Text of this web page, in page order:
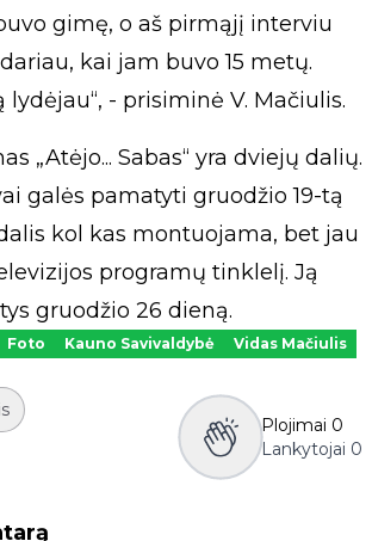
gimę, o aš pirmąjį interviu
kai jam buvo 15 metų.
- prisiminė V. Mačiulis.
„Atėjo... Sabas“ yra dviejų dalių.
galės pamatyti gruodžio 19-tą
kol kas montuojama, bet jau
programų tinklelį. Ją
gruodžio 26 dieną.
Foto Kauno Savivaldybė
Vidas Mačiulis
Plojimai 0
Lankytojai 0